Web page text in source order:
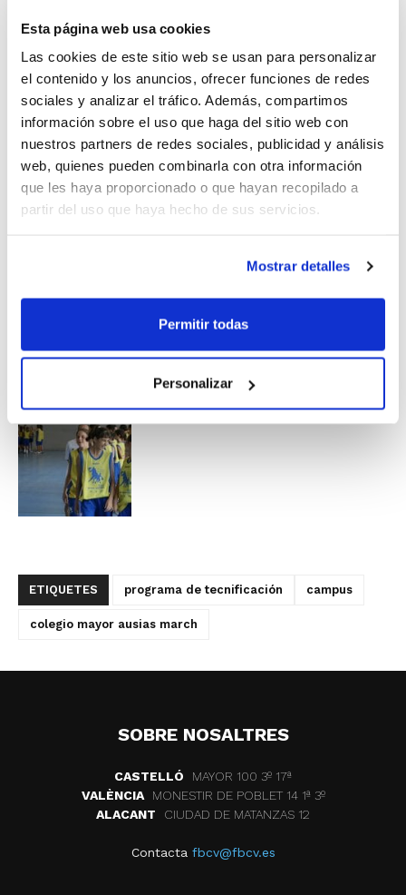
Esta página web usa cookies
Las cookies de este sitio web se usan para personalizar
el contenido y los anuncios, ofrecer funciones de redes
sociales y analizar el tráfico. Además, compartimos
información sobre el uso que haga del sitio web con
nuestros partners de redes sociales, publicidad y análisis
web, quienes pueden combinarla con otra información
que les haya proporcionado o que hayan recopilado a
partir del uso que haya hecho de sus servicios.
Mostrar detalles
Permitir todas
Personalizar
Y como no podía ser de otra manera, la Final de la
Eurocopa entre España e Italia marcó el final de una
primera jornada intensa que abre una semana
inolvidable para todos los participantes.
Si has nacido entre los años 1995 y 1998, y no quieres
perderte este Campus, puedes todavía inscribirte al
ETIQUETES programa de tecnificación campus
colegio mayor ausias march
SOBRE NOSALTRES
CASTELLÓ
MAYOR 100 3º 17ª
VALÈNCIA
MONESTIR DE POBLET 14 1ª 3º
ALACANT
CIUDAD DE MATANZAS 12
Contacta fbcv@fbcv.es